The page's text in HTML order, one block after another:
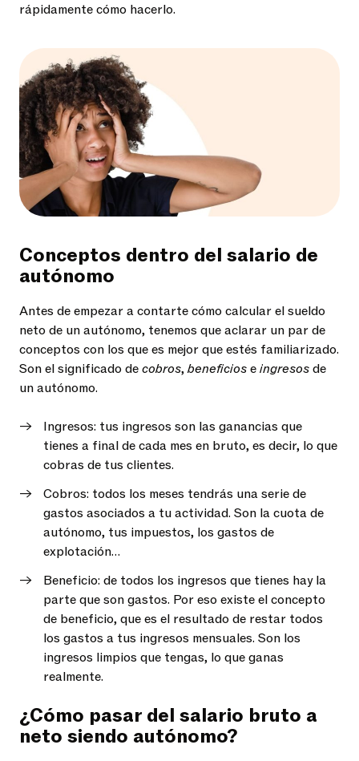
rápidamente cómo hacerlo.
Conceptos dentro del salario de
autónomo
Antes de empezar a contarte cómo calcular el sueldo
neto de un autónomo, tenemos que aclarar un par de
conceptos con los que es mejor que estés familiarizado.
Son el significado decobros,beneficioseingresosde
un autónomo.
Ingresos: tus ingresos son las ganancias que
tienes a final de cada mes en bruto, es decir, lo que
cobras de tus clientes.
Cobros: todos los meses tendrás una serie de
gastos asociados a tu actividad. Son la cuota de
autónomo, tus impuestos, los gastos de
explotación…
Beneficio: de todos los ingresos que tienes hay la
parte que son gastos. Por eso existe el concepto
de beneficio, que es el resultado de restar todos
los gastos a tus ingresos mensuales. Son los
ingresos limpios que tengas, lo que ganas
realmente.
¿Cómo pasar del salario bruto a
neto siendo autónomo?